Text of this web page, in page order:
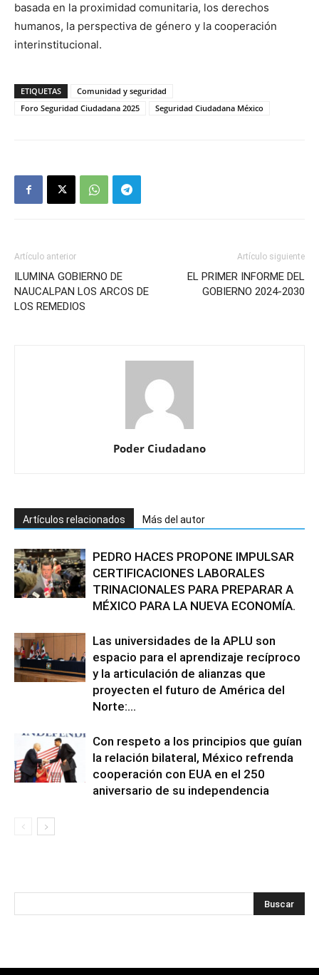
basada en la proximidad comunitaria, los derechos
humanos, la perspectiva de género y la cooperación
interinstitucional.
ETIQUETAS
Comunidad y seguridad
Foro Seguridad Ciudadana 2025
Seguridad Ciudadana México
Artículo anterior
ILUMINA GOBIERNO DE
NAUCALPAN LOS ARCOS DE
LOS REMEDIOS
Artículo siguiente
EL PRIMER INFORME DEL
GOBIERNO 2024-2030
Poder Ciudadano
Artículos relacionados Más del autor
PEDRO HACES PROPONE IMPULSAR
CERTIFICACIONES LABORALES
TRINACIONALES PARA PREPARAR A
MÉXICO PARA LA NUEVA ECONOMÍA.
Las universidades de la APLU son
espacio para el aprendizaje recíproco
y la articulación de alianzas que
proyecten el futuro de América del
Norte:...
Con respeto a los principios que guían
la relación bilateral, México refrenda
cooperación con EUA en el 250
aniversario de su independencia